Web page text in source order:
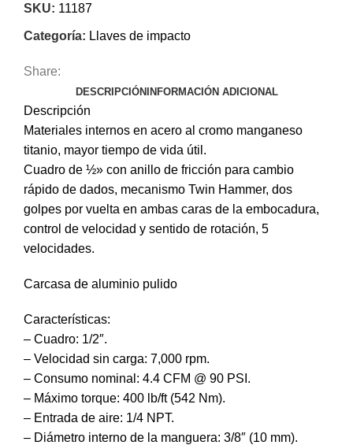
SKU: 11187
Categoría: Llaves de impacto
Share:
DESCRIPCIÓNINFORMACIÓN ADICIONAL
Descripción
Materiales internos en acero al cromo manganeso
titanio, mayor tiempo de vida útil.
Cuadro de ½» con anillo de fricción para cambio
rápido de dados, mecanismo Twin Hammer, dos
golpes por vuelta en ambas caras de la embocadura,
control de velocidad y sentido de rotación, 5
velocidades.
Carcasa de aluminio pulido
Características:
– Cuadro: 1/2″.
– Velocidad sin carga: 7,000 rpm.
– Consumo nominal: 4.4 CFM @ 90 PSI.
– Máximo torque: 400 lb/ft (542 Nm).
– Entrada de aire: 1/4 NPT.
– Diámetro interno de la manguera: 3/8″ (10 mm).